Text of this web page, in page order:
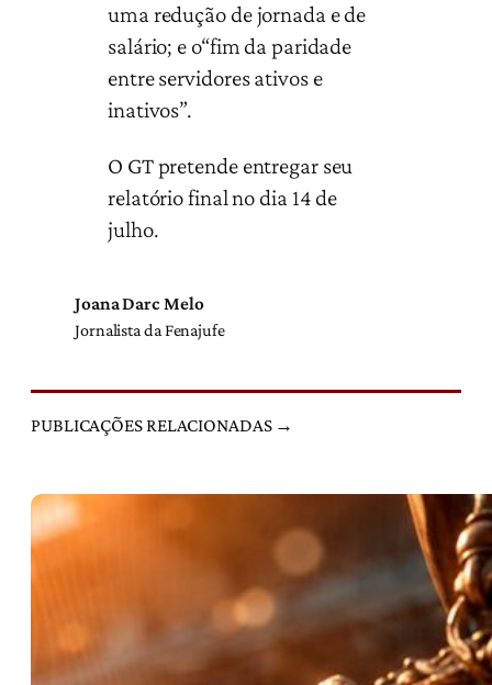
uma redução de jornada e de
salário; e o“fim da paridade
entre servidores ativos e
inativos”.
O GT pretende entregar seu
relatório final no dia 14 de
julho.
Joana Darc Melo
Jornalista da Fenajufe
PUBLICAÇÕES RELACIONADAS →